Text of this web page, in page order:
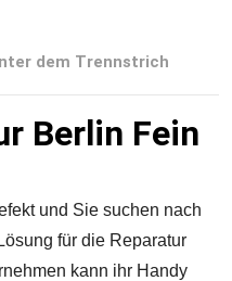
dem Trennstrich
Berlin Fein
und Sie suchen nach
für die Reparatur
kann ihr Handy